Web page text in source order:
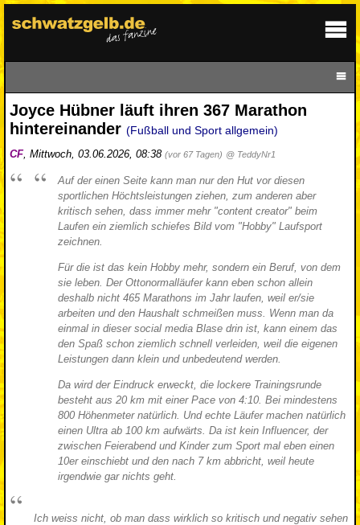
Joyce Hübner läuft ihren 367 Marathon
hintereinander (Fußball und Sport allgemein)
CF, Mittwoch, 03.06.2026, 08:38 (vor 67 Tagen) @ TeddyNr1
Auf der einen Seite kann man nur den Hut vor diesen
sportlichen Höchtsleistungen ziehen, zum anderen aber
kritisch sehen, dass immer mehr "content creator" beim
Laufen ein ziemlich schiefes Bild vom "Hobby" Laufsport
zeichnen.
Für die ist das kein Hobby mehr, sondern ein Beruf, von dem
sie leben. Der Ottonormalläufer kann eben schon allein
deshalb nicht 465 Marathons im Jahr laufen, weil er/sie
arbeiten und den Haushalt schmeißen muss. Wenn man da
einmal in dieser social media Blase drin ist, kann einem das
den Spaß schon ziemlich schnell verleiden, weil die eigenen
Leistungen dann klein und unbedeutend werden.
Da wird der Eindruck erweckt, die lockere Trainingsrunde
besteht aus 20 km mit einer Pace von 4:10. Bei mindestens
800 Höhenmeter natürlich. Und echte Läufer machen natürlich
einen Ultra ab 100 km aufwärts. Da ist kein Influencer, der
zwischen Feierabend und Kinder zum Sport mal eben einen
10er einschiebt und den nach 7 km abbricht, weil heute
irgendwie gar nichts geht.
Ich weiss nicht, ob man dass wirklich so kritisch und negativ sehen